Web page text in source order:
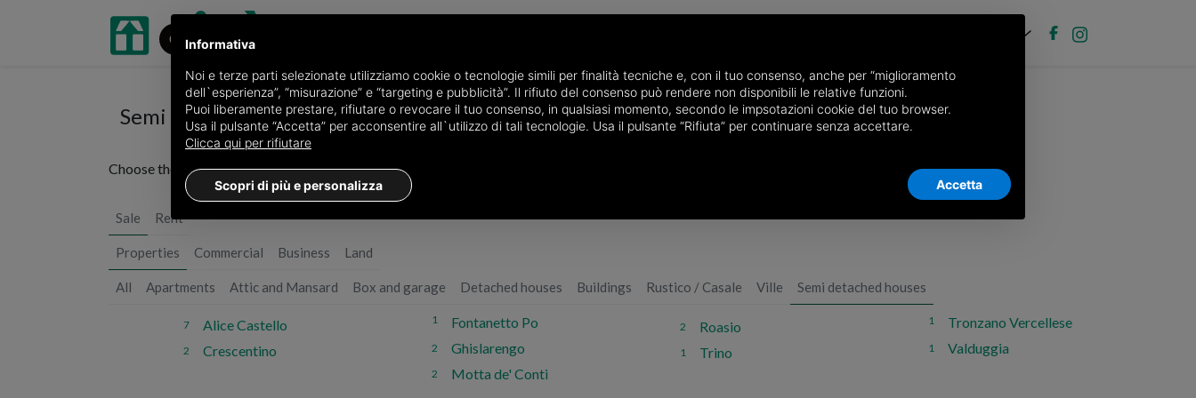
Semi detached houses for sale in Vercelli
Choose the city orsee all 19 ads of semi detached houses in the province of Vercelli
Sale Rent
Properties Commercial Business Land
All Apartments Attic and Mansard Box and garage Detached houses Buildings Rustico / Casale Ville Semi detached houses
7 Alice Castello
2 Crescentino
1 Fontanetto Po
2 Ghislarengo
2 Motta de' Conti
2 Roasio
1 Trino
1 Tronzano Vercellese
1 Valduggia
Informativa
Noi e terze parti selezionate utilizziamo cookie o tecnologie simili per finalità tecniche e, con il tuo consenso, anche per “miglioramento
dell`esperienza”, “misurazione” e “targeting e pubblicità”. Il rifiuto del consenso può rendere non disponibili le relative funzioni.
Puoi liberamente prestare, rifiutare o revocare il tuo consenso, in qualsiasi momento, secondo le impsotazioni cookie del tuo browser.
Usa il pulsante “Accetta” per acconsentire all`utilizzo di tali tecnologie. Usa il pulsante “Rifiuta” per continuare senza accettare.
Clicca qui per rifiutare
Scopri di più e personalizza Accetta